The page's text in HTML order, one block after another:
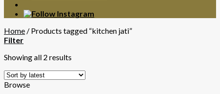
Home / Products tagged “kitchen jati”
Filter
Showing all 2 results
Browse